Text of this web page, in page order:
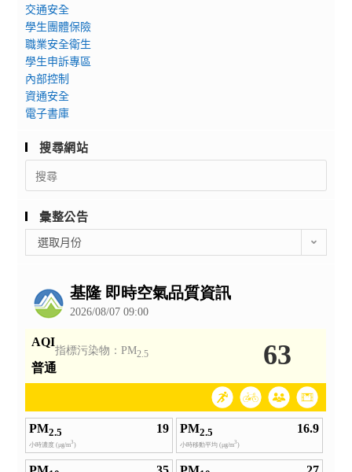
交通安全
學生團體保險
職業安全衛生
學生申訴專區
內部控制
資通安全
電子書庫
搜尋網站
Search
for:
彙整公告
整
選取月份